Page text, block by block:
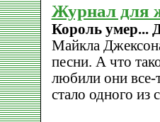
Журнал для
Король умер...
Майкла
песни. А что
любили они все-
стало одного из